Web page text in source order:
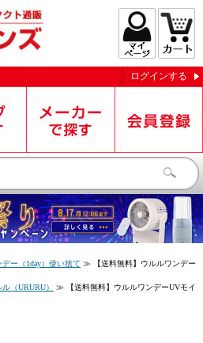
ログインする
デー（1day）使い捨て ≫
【送料無料】ウルルワンデー
ル（URURU） ≫
【送料無料】ウルルワンデーUVモイ
せを受信する